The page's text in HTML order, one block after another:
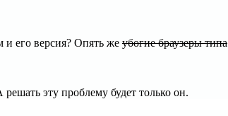
и его версия? Опять же убогие браузеры типа
эту проблему будет только он.